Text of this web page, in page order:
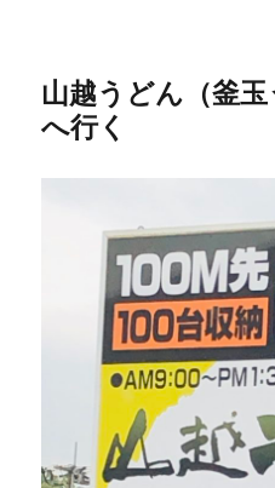
山越うどん（釜玉
へ行く